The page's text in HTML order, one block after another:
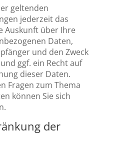
geltenden
jederzeit das
Auskunft über Ihre
Daten,
und den Zweck
ggf. ein Recht auf
dieser Daten.
Fragen zum Thema
können Sie sich
der